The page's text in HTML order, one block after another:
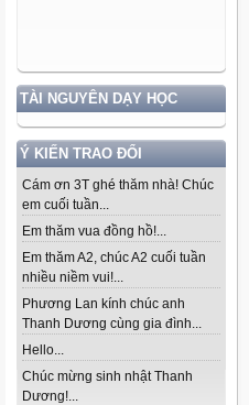
TÀI NGUYÊN DẠY HỌC
Ý KIẾN TRAO ĐỔI
Cám ơn 3T ghé thăm nhà! Chúc
em cuối tuần...
Em thăm vua đồng hồ!...
Em thăm A2, chúc A2 cuối tuần
nhiều niềm vui!...
Phương Lan kính chúc anh
Thanh Dương cùng gia đình...
Hello...
Chúc mừng sinh nhật Thanh
Dương!...